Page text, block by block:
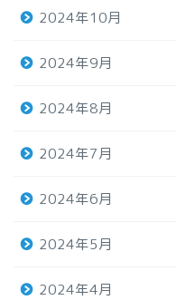
2024年10月
2024年9月
2024年8月
2024年7月
2024年6月
2024年5月
2024年4月